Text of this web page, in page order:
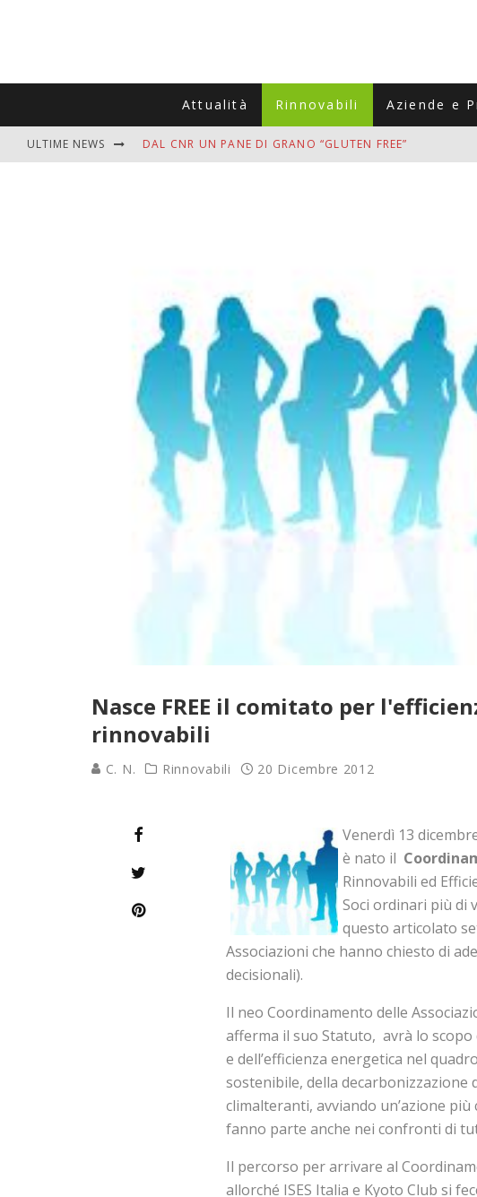
Attualità Rinnovabili Aziende e
ULTIME NEWS DAL CNR UN PANE DI GRANO “GLUTEN FREE”
ZANZARE IN VACANZA? I 3 ERRORI PIÙ COMUNI CHE
ADDIO BOLLETTE SALATE? LA NUOVA FRONTIERA
Nasce FREE il comitato per
rinnovabili
C. N. Rinnovabili 20 Dicembre 2012
Venerdì 13
è nato il
Rinnovabili ed
Soci ordinari più di
questo articolato
Associazioni che hanno chiesto di
decisionali).
Il neo Coordinamento delle
afferma il suo Statuto, avrà lo
e dell’efficienza energetica nel
sostenibile, della decarbonizzazione
climalteranti, avviando un’azione più
fanno parte anche nei confronti di
Il percorso per arrivare al
allorché ISES Italia e Kyoto Club si